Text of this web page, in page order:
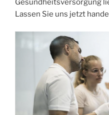
Lassen Sie uns jetzt